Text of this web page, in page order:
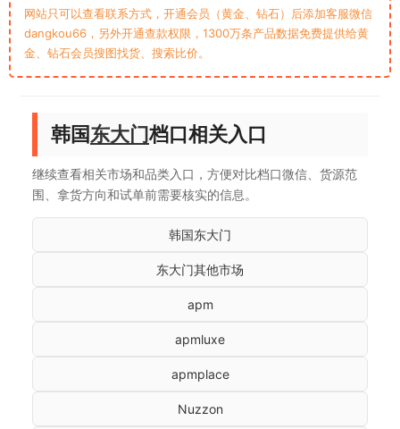
网站只可以查看联系方式，开通会员（黄金、钻石）后添加客服微信
dangkou66，另外开通查款权限，1300万条产品数据免费提供给黄
金、钻石会员搜图找货、搜索比价。
韩国东大门档口相关入口
继续查看相关市场和品类入口，方便对比档口微信、货源范
围、拿货方向和试单前需要核实的信息。
韩国东大门
东大门其他市场
apm
apmluxe
apmplace
Nuzzon